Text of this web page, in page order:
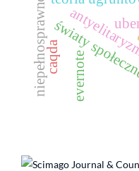
niepełnosprawnośćświaty
evernote
caqda